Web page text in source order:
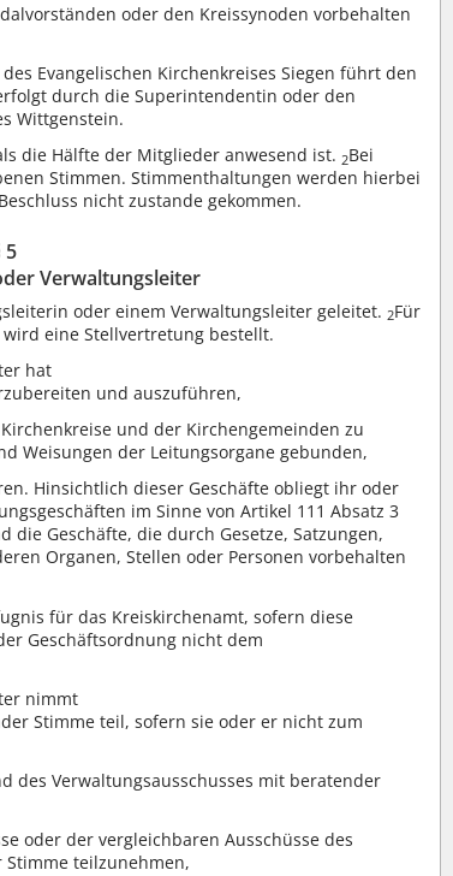
oder den Kreissynoden vorbehalten
Evangelischen Kirchenkreises Siegen führt den
durch die Superintendentin oder den
Wittgenstein.
die Hälfte der Mitglieder anwesend ist. 2Bei
Stimmen. Stimmenthaltungen werden hierbei
nicht zustande gekommen.
5
Verwaltungsleiter
oder einem Verwaltungsleiter geleitet. 2Für
eine Stellvertretung bestellt.
hat
und auszuführen,
und der Kirchengemeinden zu
Weisungen der Leitungsorgane gebunden,
Hinsichtlich dieser Geschäfte obliegt ihr oder
im Sinne von Artikel 111 Absatz 3
die Geschäfte, die durch Gesetze, Satzungen,
Organen, Stellen oder Personen vorbehalten
für das Kreiskirchenamt, sofern diese
Geschäftsordnung nicht dem
nimmt
Stimme teil, sofern sie oder er nicht zum
des Verwaltungsausschusses mit beratender
oder der vergleichbaren Ausschüsse des
Stimme teilzunehmen,